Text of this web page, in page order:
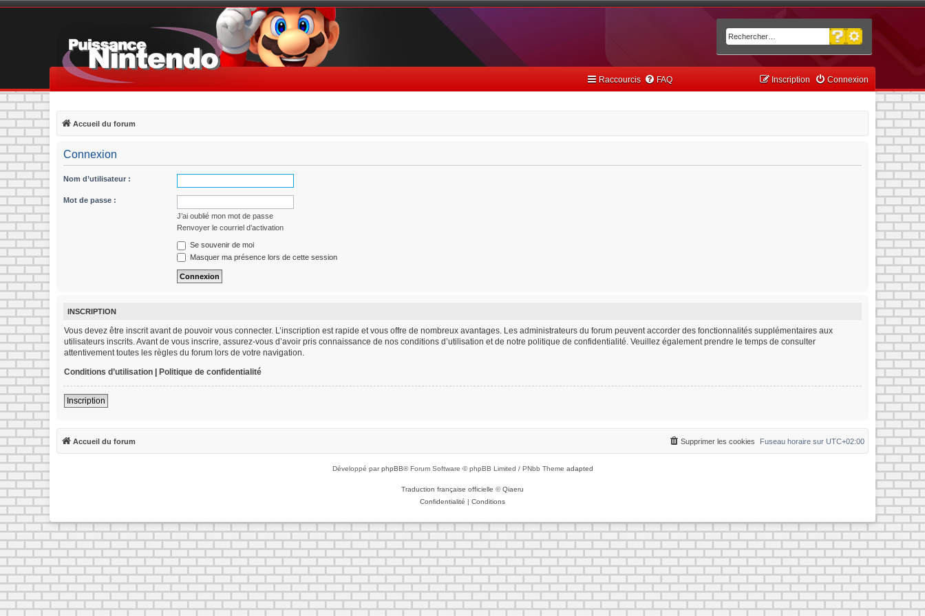
Rechercher
Recherche avancée
Raccourcis FAQ Connexion
Inscription
Accueil du forum
Connexion
Nom d’utilisateur :
Mot de passe :
J’ai oublié mon mot de passe
Renvoyer le courriel d’activation
Se souvenir de moi
Masquer ma présence lors de cette session
INSCRIPTION
Vous devez être inscrit avant de pouvoir vous connecter. L’inscription est rapide et vous offre de nombreux avantages. Les administrateurs du forum peuvent accorder des fonctionnalités supplémentaires aux
utilisateurs inscrits. Avant de vous inscrire, assurez-vous d’avoir pris connaissance de nos conditions d’utilisation et de notre politique de confidentialité. Veuillez également prendre le temps de consulter
attentivement toutes les règles du forum lors de votre navigation.
Conditions d’utilisation | Politique de confidentialité
Inscription
Accueil du forum Fuseau horaire sur UTC+02:00
Supprimer les cookies
Développé parphpBB® Forum Software © phpBB Limited / PNbb Theme adapted
Traduction française officielle ©Qiaeru
Confidentialité | Conditions